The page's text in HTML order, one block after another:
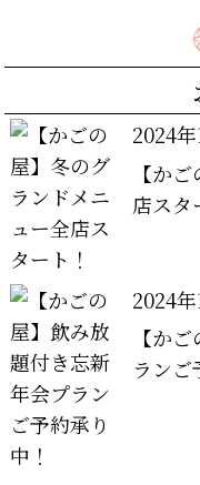
2024
【か
店スタ
2024
【か
ランご